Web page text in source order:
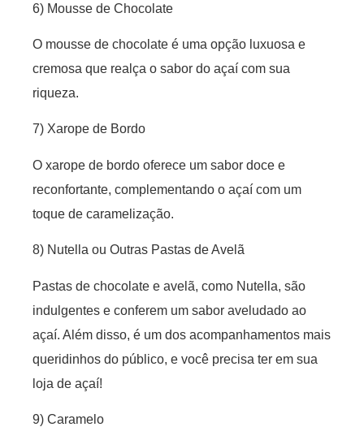
6) Mousse de Chocolate
O mousse de chocolate é uma opção luxuosa e
cremosa que realça o sabor do açaí com sua
riqueza.
7) Xarope de Bordo
O xarope de bordo oferece um sabor doce e
reconfortante, complementando o açaí com um
toque de caramelização.
8) Nutella ou Outras Pastas de Avelã
Pastas de chocolate e avelã, como Nutella, são
indulgentes e conferem um sabor aveludado ao
açaí. Além disso, é um dos acompanhamentos mais
queridinhos do público, e você precisa ter em sua
loja de açaí!
9) Caramelo